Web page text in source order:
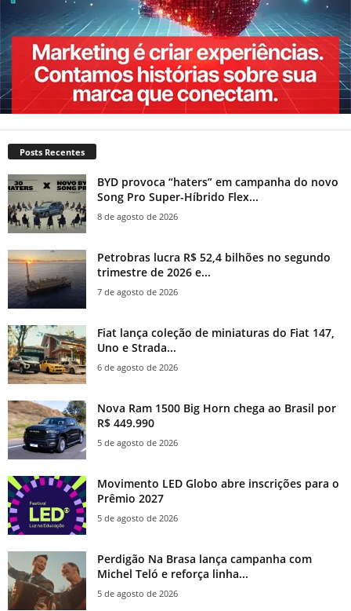
Posts Recentes
BYD provoca “haters” em campanha do novo
Song Pro Super-Híbrido Flex...
8 de agosto de 2026
Petrobras lucra R$ 52,4 bilhões no segundo
trimestre de 2026 e...
7 de agosto de 2026
Fiat lança coleção de miniaturas do Fiat 147,
Uno e Strada...
6 de agosto de 2026
Nova Ram 1500 Big Horn chega ao Brasil por
R$ 449.990
5 de agosto de 2026
Movimento LED Globo abre inscrições para o
Prêmio 2027
5 de agosto de 2026
Perdigão Na Brasa lança campanha com
Michel Teló e reforça linha...
5 de agosto de 2026